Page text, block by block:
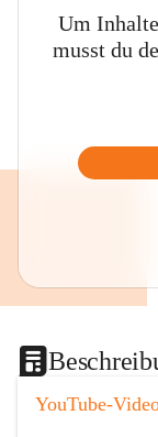
Um
musst du
YouTube-